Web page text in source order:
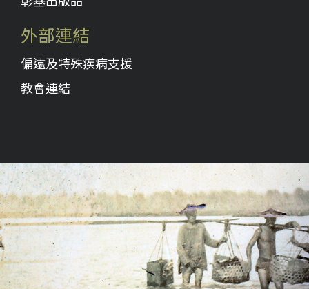
外部連結
偏遠及特殊疾病支援
教會連結